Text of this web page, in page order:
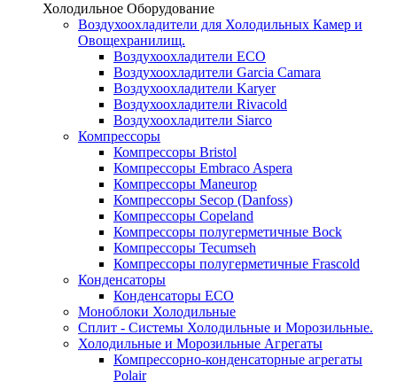
Холодильное Оборудование
Воздухоохладители для Холодильных Камер и
Овощехранилищ.
Воздухоохладители ECO
Воздухоохладители Garcia Camara
Воздухоохладители Karyer
Воздухоохладители Rivacold
Воздухоохладители Siarco
Компрессоры
Компрессоры Bristol
Компрессоры Embraco Aspera
Компрессоры Maneurop
Компрессоры Secop (Danfoss)
Компрессоры Copeland
Компрессоры полугерметичные Bock
Компрессоры Tecumseh
Компрессоры полугерметичные Frascold
Конденсаторы
Конденсаторы ECO
Моноблоки Холодильные
Сплит - Системы Холодильные и Морозильные.
Холодильные и Морозильные Агрегаты
Компрессорно-конденсаторные агрегаты
Polair